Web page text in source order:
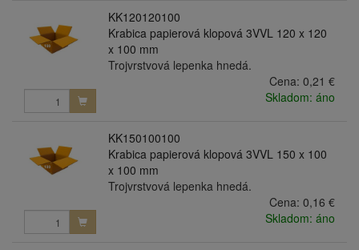
KK120120100
Krabica papierová klopová 3VVL 120 x 120
x 100 mm
Trojvrstvová lepenka hnedá.
Cena: 0,21 €
Skladom: áno
KK150100100
Krabica papierová klopová 3VVL 150 x 100
x 100 mm
Trojvrstvová lepenka hnedá.
Cena: 0,16 €
Skladom: áno